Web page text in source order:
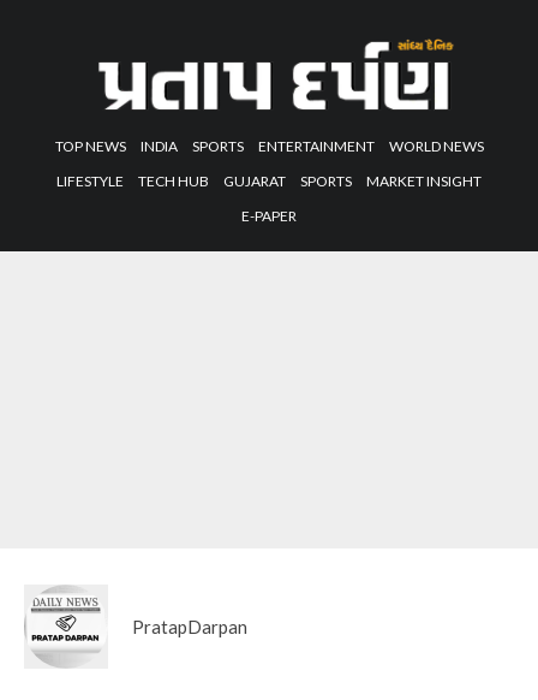
TOP NEWS INDIA SPORTS ENTERTAINMENT
WORLD NEWS
LIFESTYLE
TECH HUB GUJARAT SPORTS
MARKET INSIGHT
E-PAPER
PratapDarpan